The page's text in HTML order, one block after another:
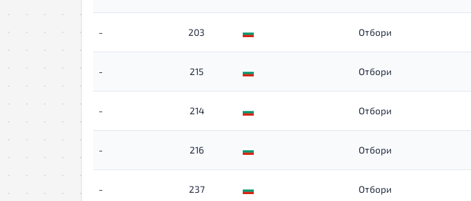
- 203 Отбори
- 215 Отбори
- 214 Отбори
- 216 Отбори
- 237 Отбори